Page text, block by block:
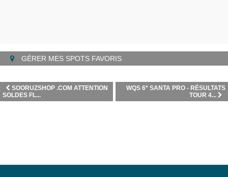
GÉRER MES SPOTS FAVORIS
WQS 6* SANTA PRO - RÉSULTATS
TOUR 4...
SOORUZSHOP .COM ATTENTION
SOLDES FL...